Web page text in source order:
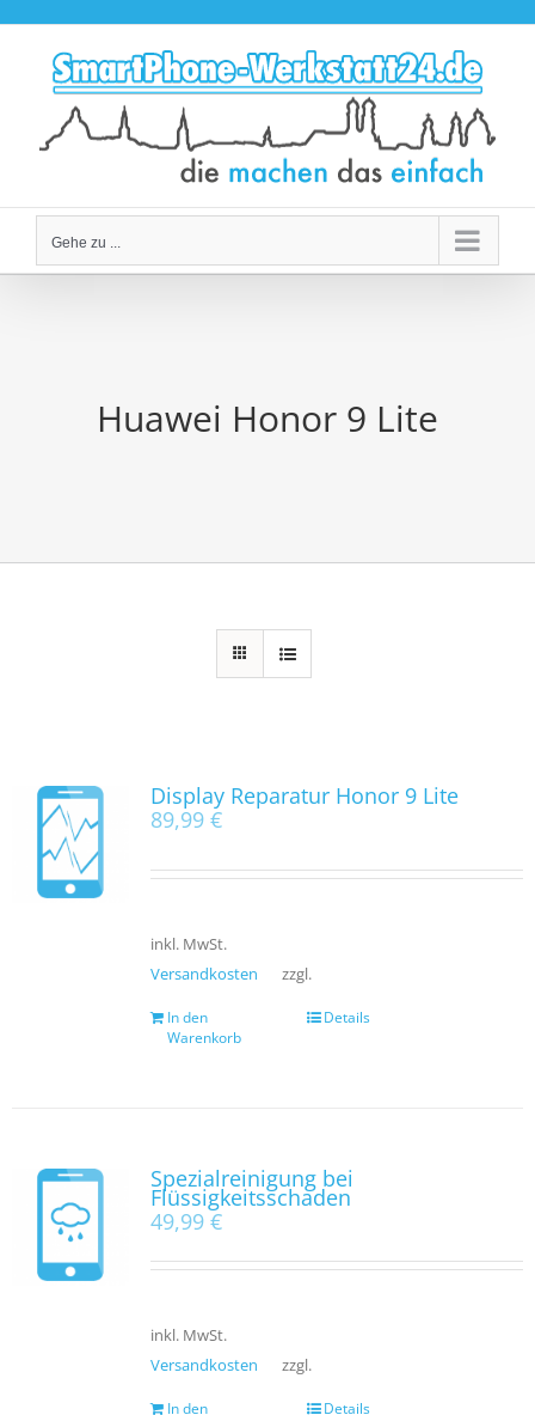
springen
Gehe zu ...
Huawei Honor 9 Lite
Display Reparatur Honor 9 Lite
89,99 €
inkl. MwSt.
zzgl.
Versandkosten
In den
Warenkorb
Details
Spezialreinigung bei
Flüssigkeitsschaden
49,99 €
inkl. MwSt.
zzgl.
Versandkosten
In den
Details